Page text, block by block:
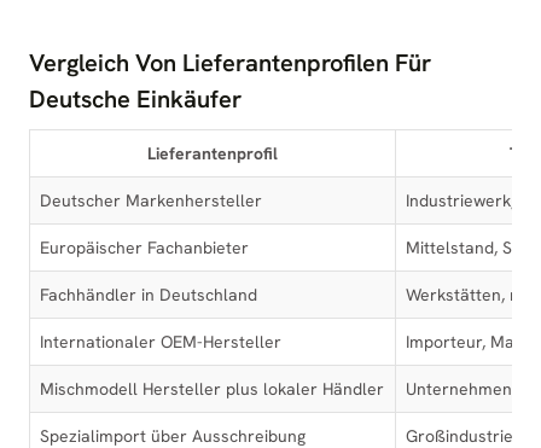
Vergleich Von Lieferantenprofilen Für
Deutsche Einkäufer
Lieferantenprofil
Deutscher Markenhersteller Industriewerk,
Europäischer Fachanbieter Mittelstand,
Fachhändler in Deutschland Werkstätten,
Internationaler OEM-Hersteller Importeur,
Mischmodell Hersteller plus lokaler Händler Unternehmen
Spezialimport über Ausschreibung Großindustrie,